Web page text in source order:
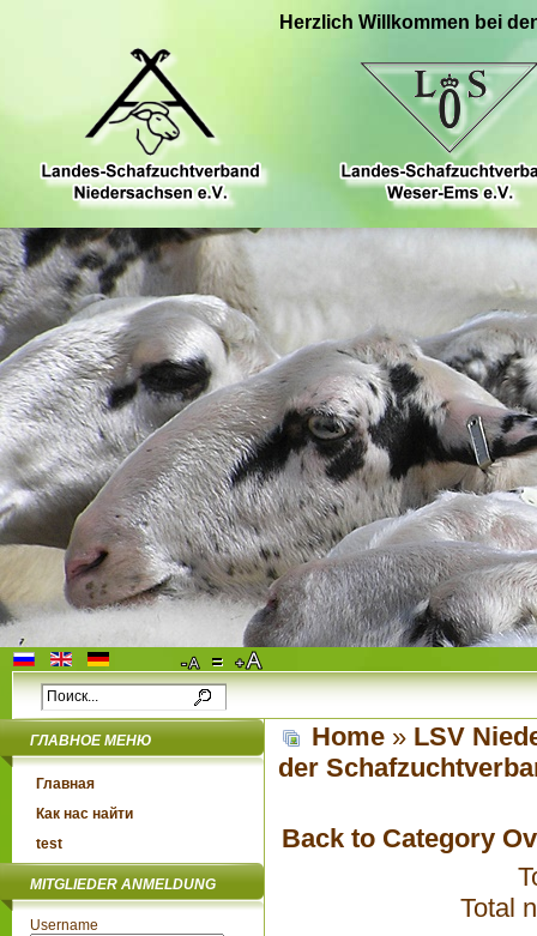
Herzlich Willkommen bei
ГЛАВНОЕ МЕНЮ
Главная
Как нас найти
test
MITGLIEDER ANMELDUNG
Username
Home » LSV
der
Back to Category
Total